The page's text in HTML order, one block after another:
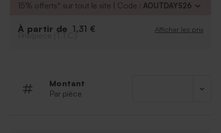
Police
A retenir
15% offerts* sur tout le site | Code : AOUTDAYS26
À partir de 1,31 € Afficher les prix
Prix/pièce (T.T.C.)
Montant
Par pièce